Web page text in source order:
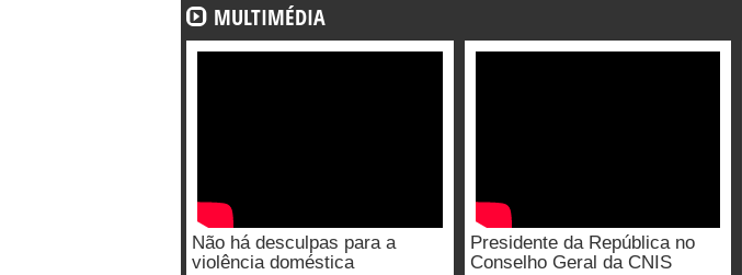
MULTIMÉDIA
Não há desculpas para a
violência doméstica
Presidente da República no
Conselho Geral da CNIS